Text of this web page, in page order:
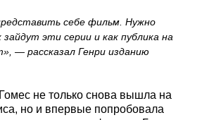
себе фильм. Нужно
эти серии и как публика на
— рассказал Генри изданию
не только снова вышла на
но и впервые попробовала